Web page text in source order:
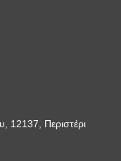
12137, Περιστέρι